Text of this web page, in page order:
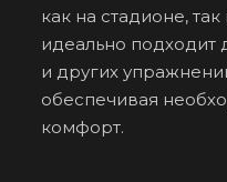
как на стадионе,
идеально подходит
и других
обеспечивая
комфорт.